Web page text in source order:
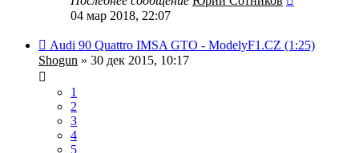
04 мар 2018, 22:07
Audi 90 Quattro IMSA GTO - ModelyF1.CZ (1:25)
Shogun » 30 дек 2015, 10:17
1
2
3
4
5